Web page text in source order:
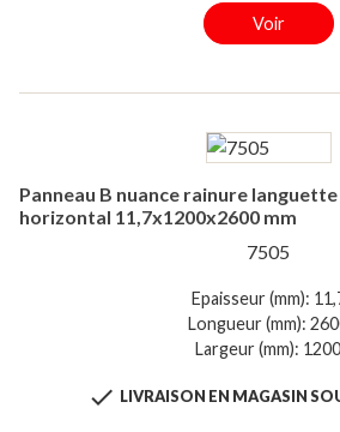
Voir
Panneau B nuance rainure
horizontal 11,7x1200x2600 mm
7505
Epaisseur (mm):
Longueur (mm):
Largeur (mm): 1200
 LIVRAISON EN MAGASIN